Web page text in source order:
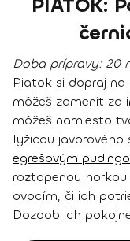
Doba prípravy: 20
Piatok si dopraj na
môžeš zameniť za
môžeš namiesto
lyžicou javorového
egrešovým
roztopenou
ovocím, či ich
Dozdob ich